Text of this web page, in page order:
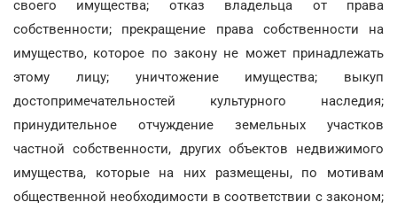
своего имущества; отказ владельца от права
собственности; прекращение права собственности на
имущество, которое по закону не может принадлежать
этому лицу; уничтожение имущества; выкуп
достопримечательностей культурного наследия;
принудительное отчуждение земельных участков
частной собственности, других объектов недвижимого
имущества, которые на них размещены, по мотивам
общественной необходимости в соответствии с законом;